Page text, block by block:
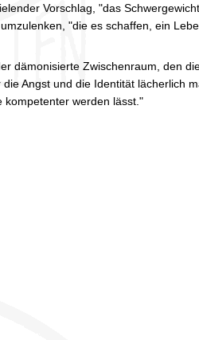
Vorschlag, "das
"die es schaffen, ein
dämonisierte Zwischenraum, den
Angst und die Identität lächerlich
kompetenter werden lässt."